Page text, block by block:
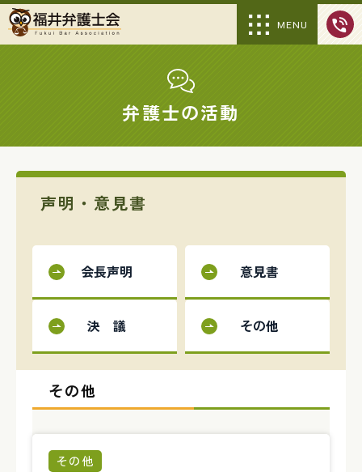
MENU
弁護士の活動
声明・意見書
会長声明 意見書
決 議 その他
その他
その他